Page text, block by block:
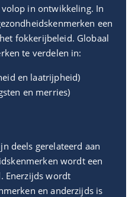
in ontwikkeling. In
een
fokkerijbeleid. Globaal
te verdelen in:
en laatrijpheid)
en merries)
deels gerelateerd aan
wordt een
Enerzijds wordt
en anderzijds is